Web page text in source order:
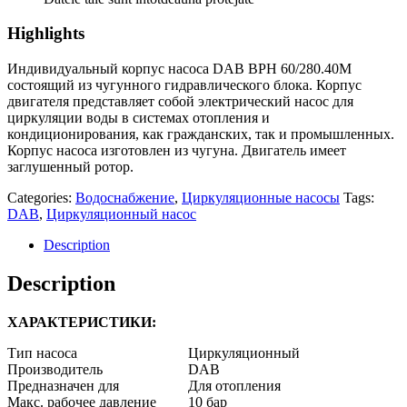
Highlights
Индивидуальный корпус насоса DAB BPH 60/280.40M
состоящий из чугунного гидравлического блока. Корпус
двигателя представляет собой электрический насос для
циркуляции воды в системах отопления и
кондиционирования, как гражданских, так и промышленных.
Корпус насоса изготовлен из чугуна. Двигатель имеет
заглушенный ротор.
Categories: Водоснабжение, Циркуляционные насосы Tags:
DAB, Циркуляционный насос
Description
Description
ХАРАКТЕРИСТИКИ:
Тип насоса
Циркуляционный
Производитель
DAB
Предназначен для
Для отопления
Макс. рабочее давление
10 бар